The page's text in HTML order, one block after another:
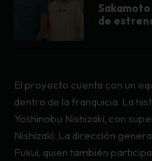
de
El proyecto cuenta con un
dentro de la franquicia. La
Yoshinobu Nishizaki, con
Nishizaki. La dirección
Fukui, quien también